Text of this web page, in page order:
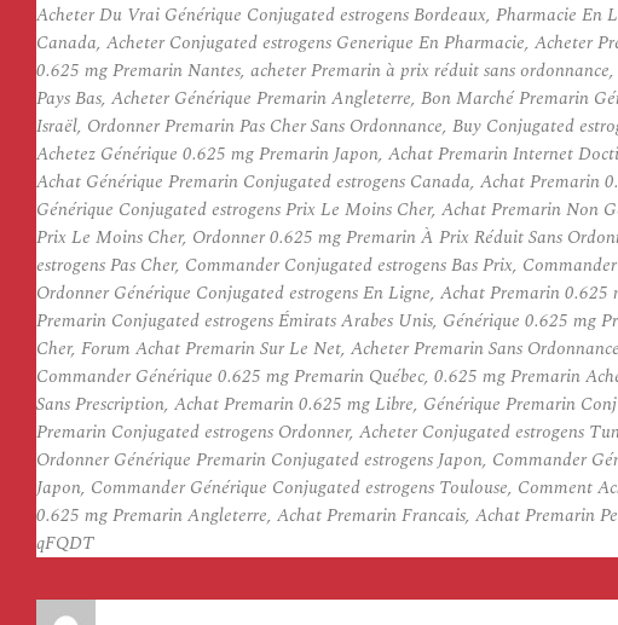
Acheter Du Vrai Générique Conjugated estrogens Bordeaux, Pharmacie
Canada, Acheter Conjugated estrogens Generique En Pharmacie, Acheter
0.625 mg Premarin Nantes, acheter Premarin à prix réduit sans
Pays Bas, Acheter Générique Premarin Angleterre, Bon Marché Premarin
Israël, Ordonner Premarin Pas Cher Sans Ordonnance, Buy Conjugated
Achetez Générique 0.625 mg Premarin Japon, Achat Premarin Internet
Achat Générique Premarin Conjugated estrogens Canada, Achat Premarin
Générique Conjugated estrogens Prix Le Moins Cher, Achat Premarin Non
Prix Le Moins Cher, Ordonner 0.625 mg Premarin À Prix Réduit Sans
estrogens Pas Cher, Commander Conjugated estrogens Bas Prix,
Ordonner Générique Conjugated estrogens En Ligne, Achat Premarin
Premarin Conjugated estrogens Émirats Arabes Unis, Générique 0.625 mg
Cher, Forum Achat Premarin Sur Le Net, Acheter Premarin Sans
Commander Générique 0.625 mg Premarin Québec, 0.625 mg Premarin
Sans Prescription, Achat Premarin 0.625 mg Libre, Générique Premarin
Premarin Conjugated estrogens Ordonner, Acheter Conjugated estrogens
Ordonner Générique Premarin Conjugated estrogens Japon, Commander
Japon, Commander Générique Conjugated estrogens Toulouse, Comment
0.625 mg Premarin Angleterre, Achat Premarin Francais, Achat Premarin
qFQDT